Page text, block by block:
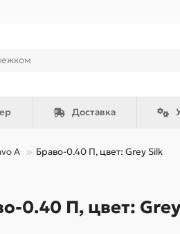
Доставка
A Браво-0.40 П, цвет: Grey Silk
0.40 П, цвет: